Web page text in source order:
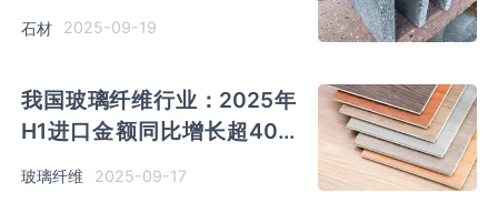
石材 2025-09-19
我国玻璃纤维行业：2025年
H1进口金额同比增长超40%
商品纱为主要进出口产品
玻璃纤维 2025-09-17